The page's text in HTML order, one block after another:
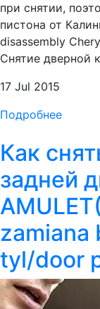
при снятии,
пистона от
disassembly
Снятие дверной
17 Jul 2015
Подробнее
Как
задней
zamiana
tyl/door